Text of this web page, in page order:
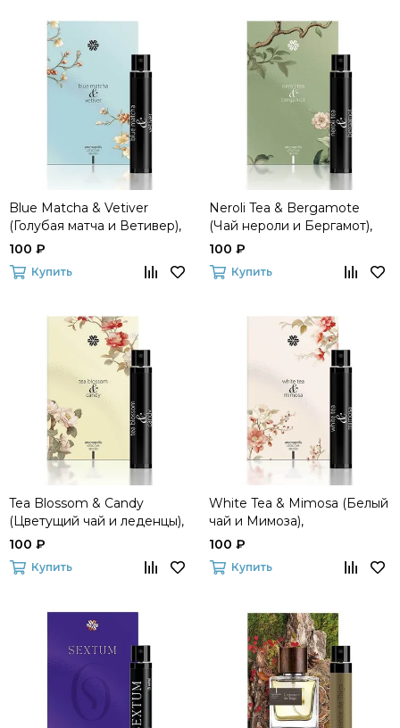
Blue Matcha & Vetiver
(Голубая матча и Ветивер),
парфюмерная вода, 1,5 мл
100 ₽
Купить
Neroli Tea & Bergamote
(Чай нероли и Бергамот),
парфюмерная вода, 1,5 мл
100 ₽
Купить
Tea Blossom & Candy
(Цветущий чай и леденцы),
парфюмерная вода, 1,5 мл
100 ₽
Купить
White Tea & Mimosa (Белый
чай и Мимоза),
парфюмерная вода, 1,5 мл
100 ₽
Купить